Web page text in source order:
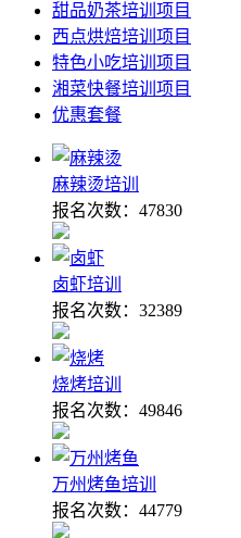
甜品奶茶培训项目
西点烘焙培训项目
特色小吃培训项目
湘菜快餐培训项目
优惠套餐
麻辣烫培训
报名次数： 47830
卤虾培训
报名次数： 32389
烧烤培训
报名次数： 49846
万州烤鱼培训
报名次数： 44779